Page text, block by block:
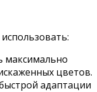
максимально
цветов.
адаптации